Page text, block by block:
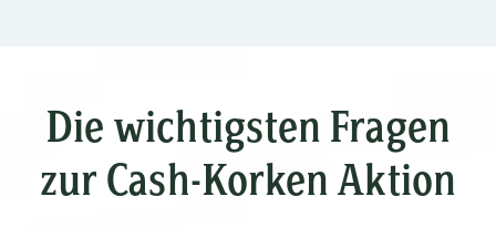
Die wichtigsten Fragen
zur Cash-Korken Aktion